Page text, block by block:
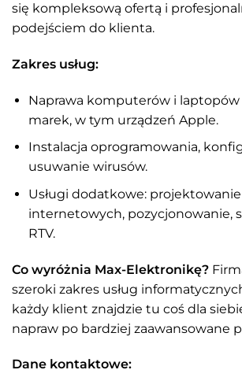
się kompleksową ofertą i
podejściem do klienta.
Zakres usług:
Naprawa komputerów i
marek, w tym urządzeń Apple.
Instalacja oprogramowania,
usuwanie wirusów.
Usługi dodatkowe:
internetowych, pozycjonowanie,
RTV.
Co wyróżnia Max-Elektronikę?
szeroki zakres usług
każdy klient znajdzie tu coś dla
napraw po bardziej zaawansowane
Dane kontaktowe: